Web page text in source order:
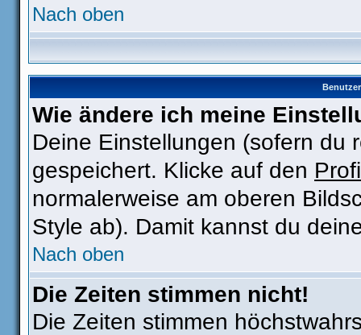
Nach oben
Wie ändere ich meine
Deine Einstellungen (sofern du
gespeichert. Klicke auf den
normalerweise am oberen
Style ab). Damit kannst du
Nach oben
Die Zeiten stimmen nicht!
Die Zeiten stimmen